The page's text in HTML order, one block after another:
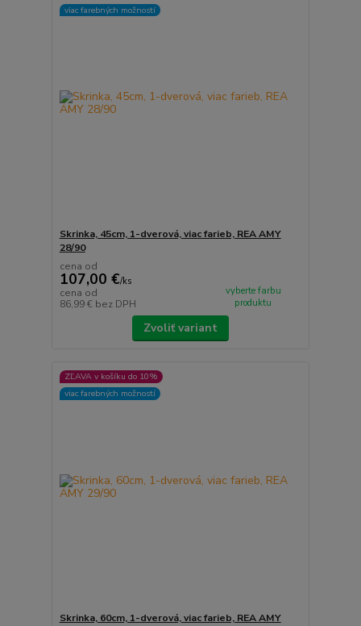
viac farebných možností
Skrinka, 45cm, 1-dverová, viac farieb, REA AMY
28/90
cena od
107,00 €/ks
cena od
86,99 € bez DPH
vyberte farbu
produktu
Zvoliť variant
ZĽAVA v košíku do 10%
viac farebných možností
Skrinka, 60cm, 1-dverová, viac farieb, REA AMY